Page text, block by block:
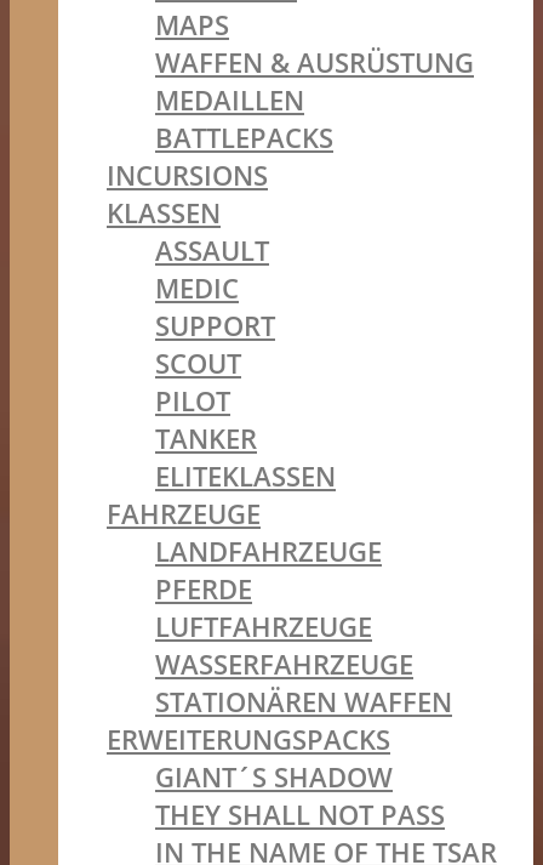
MAPS
WAFFEN & AUSRÜSTUNG
MEDAILLEN
BATTLEPACKS
INCURSIONS
KLASSEN
ASSAULT
MEDIC
SUPPORT
SCOUT
PILOT
TANKER
ELITEKLASSEN
FAHRZEUGE
LANDFAHRZEUGE
PFERDE
LUFTFAHRZEUGE
WASSERFAHRZEUGE
STATIONÄREN WAFFEN
ERWEITERUNGSPACKS
GIANT´S SHADOW
THEY SHALL NOT PASS
IN THE NAME OF THE TSAR